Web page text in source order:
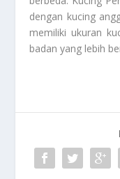
dengan kucing
memiliki ukuran
badan yang lebih